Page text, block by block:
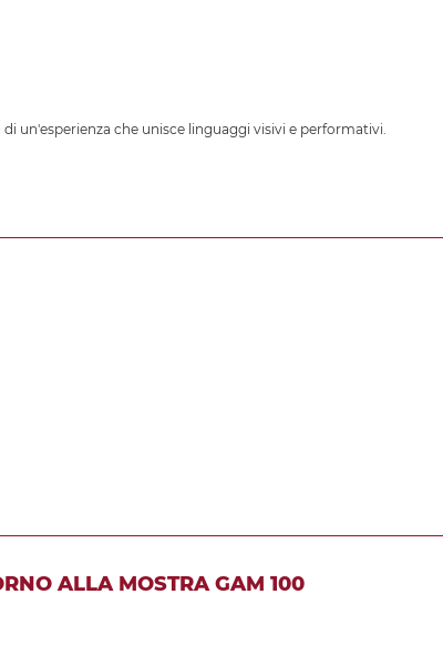
un'esperienza che unisce linguaggi visivi e performativi.
ALLA MOSTRA GAM 100